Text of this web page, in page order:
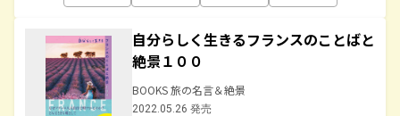
自分らしく生きるフランスのことばと
絶景１００
BOOKS 旅の名言＆絶景
2022.05.26 発売